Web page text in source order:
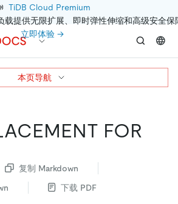
TiDB Cloud Premium
提供无限扩展、即时弹性伸缩和高级安全保
立即体验 →
FOR
复制 Markdown
下载 PDF
本页导航